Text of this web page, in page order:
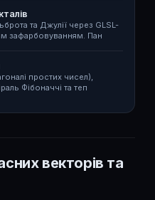
та Джулії через GLSL-
зафарбовуванням. Пан
простих чисел),
Фібоначчі та теп
векторів та